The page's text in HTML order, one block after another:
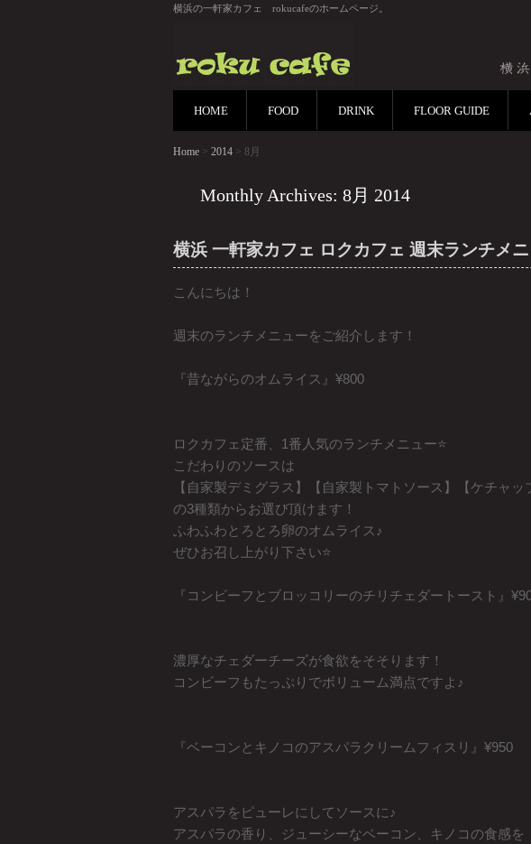
横浜の一軒家カフェ rokucafeのホームページ。
HOME FOOD DRINK FLOOR GUIDE
Home > 2014 > 8月
Monthly Archives: 8月 2014
横浜 一軒家カフェ ロクカフェ 週末ランチメ
こんにちは！
週末のランチメニューをご紹介します！
『昔ながらのオムライス』¥800
ロクカフェ定番、1番人気のランチメニュー⭐️
こだわりのソースは
【自家製デミグラス】【自家製トマトソース】【ケチャッ
の3種類からお選び頂けます！
ふわふわとろとろ卵のオムライス♪
ぜひお召し上がり下さい⭐️
『コンビーフとブロッコリーのチリチェダートースト』
濃厚なチェダーチーズが食欲をそそります！
コンビーフもたっぷりでボリューム満点ですよ♪
『ベーコンとキノコのアスパラクリームフィスリ』¥950
アスパラをピューレにしてソースに♪
アスパラの香り、ジューシーなベーコン、キノコの食感を